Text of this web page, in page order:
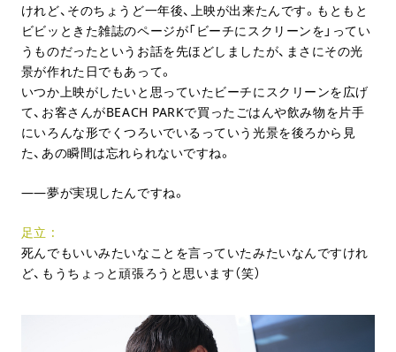
けれど、そのちょうど一年後、上映が出来たんです。もともと
ビビッときた雑誌のページが「ビーチにスクリーンを」ってい
うものだったというお話を先ほどしましたが、まさにその光
景が作れた日でもあって。
いつか上映がしたいと思っていたビーチにスクリーンを広げ
て、お客さんがBEACH PARKで買ったごはんや飲み物を片手
にいろんな形でくつろいでいるっていう光景を後ろから見
た、あの瞬間は忘れられないですね。
夢が実現したんですね。
足立
死んでもいいみたいなことを言っていたみたいなんですけれ
ど、もうちょっと頑張ろうと思います（笑）